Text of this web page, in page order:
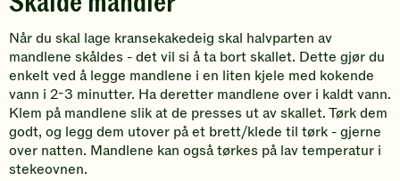
Når du skal lage kransekakedeig skal halvparten av
mandlene skåldes - det vil si å ta bort skallet. Dette gjør du
enkelt ved å legge mandlene i en liten kjele med kokende
vann i 2-3 minutter. Ha deretter mandlene over i kaldt vann.
Klem på mandlene slik at de presses ut av skallet. Tørk dem
godt, og legg dem utover på et brett/klede til tørk - gjerne
over natten. Mandlene kan også tørkes på lav temperatur i
stekeovnen.